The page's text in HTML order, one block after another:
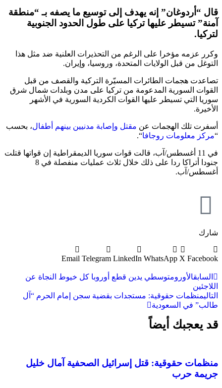
قال “ أردوغان” إنه يهدف إلى توسيع ما يصفه بـ “منطقة
آمنة” تسيطر عليها تركيا على طول الحدود الجنوبية
لتركيا.
وكرر عزمه مؤخرا على الرغم من التحذيرات العلنية ضد مثل هذا
التوغل من قبل الولايات المتحدة، وروسيا، وإيران.
تصاعدت هجمات الطائرات المسيّرة التركية والقصف من قبل
القوات السورية المدعومة من تركيا على مدن وبلدات شمال شرق
سوريا التي تسيطر عليها القوات الكردية السورية في الأشهر
الأخيرة.
أسفرت تلك الهجمات عن مقتل وإصابة مدنيين بينهم أطفال، بحسب
“مركز معلومات روجافا“.
في 11 أغسطس/آب، قالت قوات سوريا الديمقراطية إن قواتها قتلت
جنودا أتراكا ردا على ذلك خلال ثلاث عمليات منفصلة في 8
أغسطس/آب.
شارك
Facebook
X
WhatsApp
LinkedIn
Telegram
Email
السابقالأورومتوسطي يدين قطع أوروبا كل خيوط النجاة عن
اللاجئين
التاليمنظمات حقوقية: مستجدات بقضية سجن إمام الحرم “آل
طالب” في السعودية
قد يعجبك أيضاً
منظمات حقوقية: قتل إسرائيل الصحفية آمال خليل
جريمة حرب